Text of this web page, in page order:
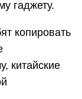
гаджету.
копировать
китайские